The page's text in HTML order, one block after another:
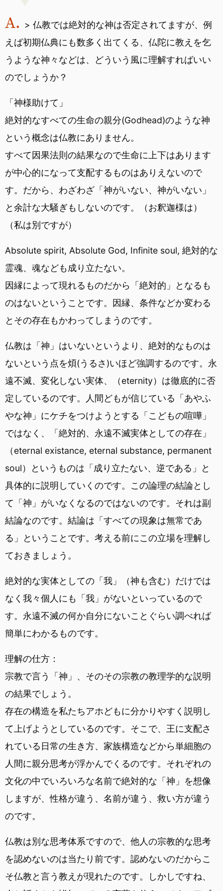
> 仏教では絶対的な神は否定されてますが、例
えば初期仏典にも数多く出てくる、仏陀に教えを乞
うような神々などは、どういう風に理解すればいい
のでしょうか？
「神様助けて」
絶対的なすべての生命の親分(Godhead)のような神
という概念は仏教にありません。
すべて因果法則の結果なので生命に上下はあります
が中心的になって支配するものはありえないので
す。だから、わざわざ「神がいない、神がいない」
と余計な大騒ぎもしないのです。（お釈迦様は）
（私は別ですが）
Absolute spirit, Absolute God, Infinite soul, 絶対的な
霊魂、魂なども成り立たない。
因縁によって現れるものだから「絶対的」となるも
のはないということです。因縁、条件などか変わる
とその存在もかわってしまうのです。
仏教は「神」はいないというより、絶対的なものは
ないという点を煩(うるさ)いほど強調するのです。永
遠不滅、変化しない実体、（eternity）は徹底的に否
定しているのです。人間どもが信じている「あやふ
やな神」にケチをつけようとする「こどもの喧嘩」
ではなく、「絶対的、永遠不滅実体としての存在」
（eternal existance, eternal substance, permanent
soul）というものは「成り立たない、逆である」と
具体的に説明していくのです。この論理の結論とし
て「神」がいなくなるのではないのです。それは副
結論なのです。結論は「すべての現象は無常であ
る」ということです。考える前にこの立場を理解し
ておきましょう。
絶対的な実体としての「我」（神も含む）だけでは
なく我々個人にも「我」がないといっているので
す。永遠不滅の何か自分にないことぐらい調べれば
簡単にわかるものです。
理解の仕方：
宗教で言う「神」、そのその宗教の教理学的な説明
の結果でしょう。
存在の構造を私たちアホどもに分かりやすく説明し
て上げようとしているのです。そこで、王に支配さ
れている日常の生き方、家族構造などから単細胞の
人間に親分思考が浮かんでくるのです。それぞれの
文化の中でいろいろな名前で絶対的な「神」を想像
しますが、性格が違う、名前が違う、救い方が違う
のです。
仏教は別な思考体系ですので、他人の宗教的な思考
を認めないのは当たり前です。認めないのだからこ
そ仏教と言う教えが現れたのです。しかしですね、